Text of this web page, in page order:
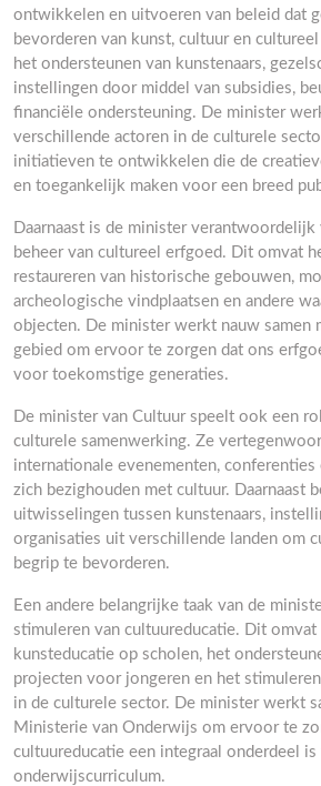
ontwikkelen en uitvoeren van beleid dat
bevorderen van kunst, cultuur en
het ondersteunen van kunstenaars,
instellingen door middel van subsidies,
financiële ondersteuning. De minister
verschillende actoren in de culturele
initiatieven te ontwikkelen die de
en toegankelijk maken voor een breed
Daarnaast is de minister
beheer van cultureel erfgoed. Dit omvat
restaureren van historische gebouwen,
archeologische vindplaatsen en andere
objecten. De minister werkt nauw samen
gebied om ervoor te zorgen dat ons
voor toekomstige generaties.
De minister van Cultuur speelt ook een
culturele samenwerking. Ze
internationale evenementen, conferenties
zich bezighouden met cultuur. Daarnaast
uitwisselingen tussen kunstenaars,
organisaties uit verschillende landen om
begrip te bevorderen.
Een andere belangrijke taak van de
stimuleren van cultuureducatie. Dit
kunsteducatie op scholen, het
projecten voor jongeren en het
in de culturele sector. De minister werkt
Ministerie van Onderwijs om ervoor te
cultuureducatie een integraal onderdeel is
onderwijscurriculum.